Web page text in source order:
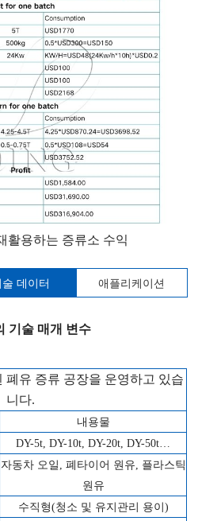
활용하는 증류소 수익
술 데이터 애플리케이션
기술 매개 변수
폐유 증류 공장을 운영하고 있습
니다.
내용물
DY-5t, DY-10t, DY-20t, DY-50t…
자동차 오일, 폐타이어 원유, 플라스틱
원유
수직형(청소 및 유지관리 용이)